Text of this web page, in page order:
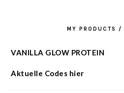
MY PRODUCTS /
VANILLA GLOW PROTEIN
Aktuelle Codes hier